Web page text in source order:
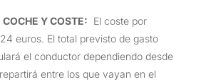
Y COSTE: El coste por
euros. El total previsto de gasto
el conductor dependiendo desde
entre los que vayan en el